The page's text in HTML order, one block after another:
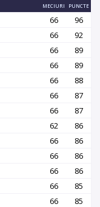
MECIURI PUNCTE
66
96
66
92
66
89
66
89
66
88
66
87
66
87
62
86
66
86
66
86
66
86
66
85
66
85